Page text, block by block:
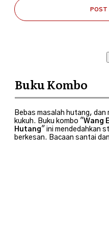
POST
Buku Kombo
Bebas masalah hutang, dan
kukuh. Buku kombo "Wang
Hutang" ini mendedahkan
berkesan. Bacaan santai